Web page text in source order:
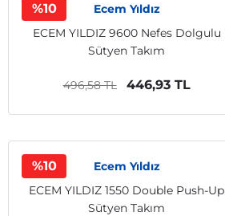
%10
Ecem Yıldız
ECEM YILDIZ 9600 Nefes Dolgulu
Sütyen Takım
496,58 TL 446,93 TL
%10
Ecem Yıldız
ECEM YILDIZ 1550 Double Push-Up
Sütyen Takım